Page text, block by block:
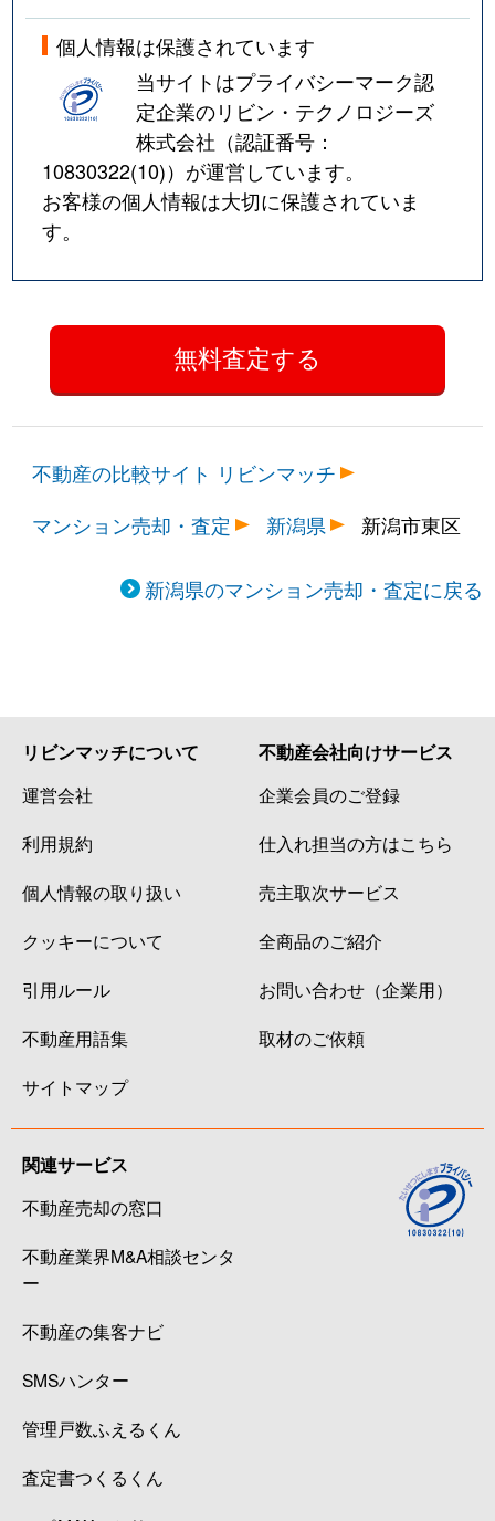
個人情報は保護されています
当サイトはプライバシーマーク認
定企業のリビン・テクノロジーズ
株式会社（認証番号：
10830322(10)）が運営しています。
お客様の個人情報は大切に保護されていま
す。
不動産の比較サイト リビンマッチ
マンション売却・査定
新潟県 新潟市東区
新潟県のマンション売却・査定に戻る
リビンマッチについて
運営会社
利用規約
個人情報の取り扱い
クッキーについて
引用ルール
不動産用語集
サイトマップ
不動産会社向けサービス
企業会員のご登録
仕入れ担当の方はこちら
売主取次サービス
全商品のご紹介
お問い合わせ（企業用）
取材のご依頼
関連サービス
不動産売却の窓口
不動産業界M&A相談センタ
ー
不動産の集客ナビ
SMSハンター
管理戸数ふえるくん
査定書つくるくん